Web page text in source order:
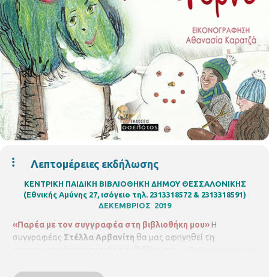
Λεπτομέρειες εκδήλωσης
ΚΕΝΤΡΙΚΗ ΠΑΙΔΙΚΗ ΒΙΒΛΙΟΘΗΚΗ ΔΗΜΟΥ ΘΕΣΣΑΛΟΝΙΚΗΣ
(Εθνικής Αμύνης 27, ισόγειο τηλ. 2313318572 & 2313318591)
ΔΕΚΕΜΒΡΙΟΣ 2019
«Παρέα με τον συγγραφέα στη βιβλιοθήκη μου»Η
συγγραφέας Στέλλα Αρβανίτη θα μας αφηγηθεί τη
αλλοτινών χρόνων και μεταφέρει ένα μήνυμα αισιοδοξίας